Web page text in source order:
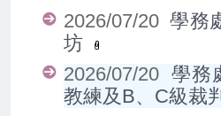
2026/07/20學務
坊
2026/07/20學務
教練及B、C級裁